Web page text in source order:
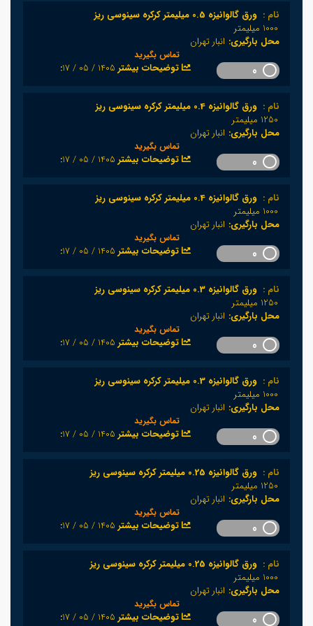
نام : ورق گالوانیزه 0.5 میلیمتر کرکره سینوسی ریز
1000 میلیمتر
محل بارگیری: انبار تهران
تماس بگیرید
:توضیحات بیشتر1405 / 05 / 17
نام : ورق گالوانیزه 0.4 میلیمتر کرکره سینوسی ریز
1250 میلیمتر
محل بارگیری: انبار تهران
تماس بگیرید
:توضیحات بیشتر1405 / 05 / 17
نام : ورق گالوانیزه 0.4 میلیمتر کرکره سینوسی ریز
1000 میلیمتر
محل بارگیری: انبار تهران
تماس بگیرید
:توضیحات بیشتر1405 / 05 / 17
نام : ورق گالوانیزه 0.3 میلیمتر کرکره سینوسی ریز
1250 میلیمتر
محل بارگیری: انبار تهران
تماس بگیرید
:توضیحات بیشتر1405 / 05 / 17
نام : ورق گالوانیزه 0.3 میلیمتر کرکره سینوسی ریز
1000 میلیمتر
محل بارگیری: انبار تهران
تماس بگیرید
:توضیحات بیشتر1405 / 05 / 17
نام : ورق گالوانیزه 0.25 میلیمتر کرکره سینوسی ریز
1250 میلیمتر
محل بارگیری: انبار تهران
تماس بگیرید
:توضیحات بیشتر1405 / 05 / 17
نام : ورق گالوانیزه 0.25 میلیمتر کرکره سینوسی ریز
1000 میلیمتر
محل بارگیری: انبار تهران
تماس بگیرید
:توضیحات بیشتر1405 / 05 / 17